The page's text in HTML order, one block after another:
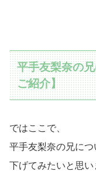
平手友梨奈の
ご紹介】
ではここで、
平手友梨奈の兄に
下げてみたいと思い